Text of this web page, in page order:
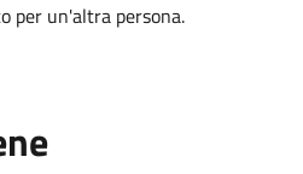
per un'altra persona.